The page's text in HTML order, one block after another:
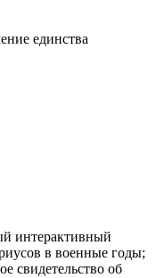
единства
интерактивный
в военные годы;
свидетельство об